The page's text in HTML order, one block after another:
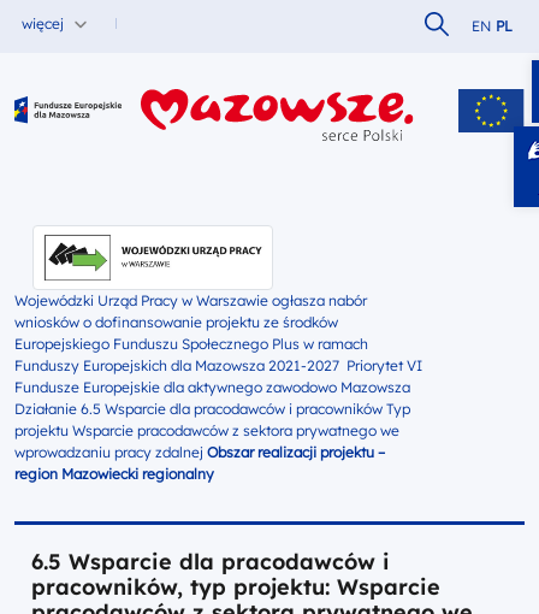
więcej Szukaj w
EN PL
Fundusze Europejskie dla Mazowsza
Wojewódzki Urząd Pracy w Warszawie ogłasza nabór
wniosków o dofinansowanie projektu ze środków
Europejskiego Funduszu Społecznego Plus w ramach
Funduszy Europejskich dla Mazowsza 2021-2027 Priorytet VI
Fundusze Europejskie dla aktywnego zawodowo Mazowsza
Działanie 6.5 Wsparcie dla pracodawców i pracowników Typ
projektu Wsparcie pracodawców z sektora prywatnego we
wprowadzaniu pracy zdalnej Obszar realizacji projektu –
region Mazowiecki regionalny
6.5 Wsparcie dla pracodawców i
pracowników, typ projektu: Wsparcie